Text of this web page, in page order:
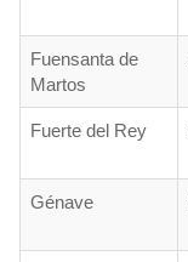
Fuensanta de
Martos
Fuerte del Rey
Génave